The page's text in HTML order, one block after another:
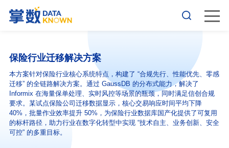
保险行业迁移解决方案
本方案针对保险行业核心系统特点，构建了 “合规先行、性能优先、零感
迁移” 的全链路解决方案。通过 GaussDB 的分布式能力，解决了
Informix 在海量保单处理、实时风控等场景的瓶颈，同时满足信创合规
要求。某试点保险公司迁移数据显示，核心交易响应时间平均下降
40%，批量作业效率提升 50%，为保险行业数据库国产化提供了可复用
的标杆路径，助力行业在数字化转型中实现 “技术自主、业务创新、安全
可控” 的多重目标。